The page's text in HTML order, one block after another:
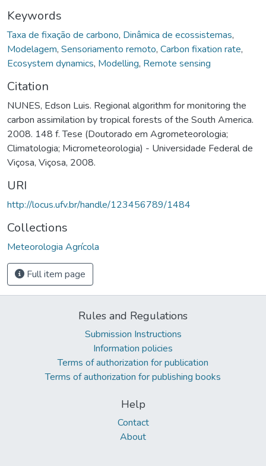
Keywords
Taxa de fixação de carbono, Dinâmica de ecossistemas,
Modelagem, Sensoriamento remoto, Carbon fixation rate,
Ecosystem dynamics, Modelling, Remote sensing
Citation
NUNES, Edson Luis. Regional algorithm for monitoring the
carbon assimilation by tropical forests of the South America.
2008. 148 f. Tese (Doutorado em Agrometeorologia;
Climatologia; Micrometeorologia) - Universidade Federal de
Viçosa, Viçosa, 2008.
URI
http://locus.ufv.br/handle/123456789/1484
Collections
Meteorologia Agrícola
Full item page
Rules and Regulations
Submission Instructions
Information policies
Terms of authorization for publication
Terms of authorization for publishing books
Help
Contact
About